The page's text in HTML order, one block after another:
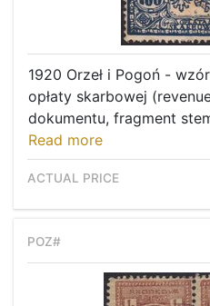
1920 Orzeł i Pogoń -
opłaty skarbowej
dokumentu, fragment
Read more